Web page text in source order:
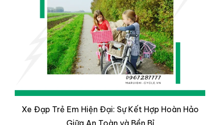
Xe Đạp Trẻ Em Hiện Đại: Sự Kết Hợp Hoàn Hảo
Giữa An Toàn và Bền Bỉ